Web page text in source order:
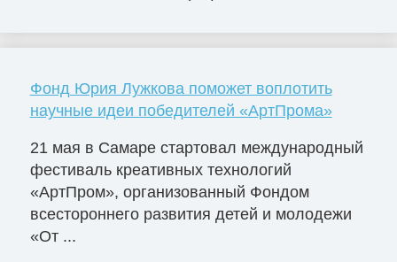
Фонд Юрия Лужкова поможет воплотить
научные идеи победителей «АртПрома»
21 мая в Самаре стартовал международный
фестиваль креативных технологий
«АртПром», организованный Фондом
всестороннего развития детей и молодежи
«От ...